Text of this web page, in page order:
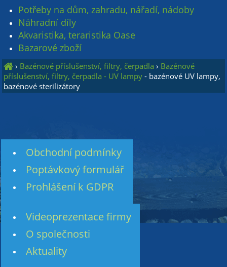
Potřeby na dům, zahradu, nářadí, nádoby
Náhradní díly
Akvaristika, teraristika Oase
Bazarové zboží
› Bazénové příslušenství, filtry, čerpadla › Bazénové
příslušenství, filtry, čerpadla - UV lampy - bazénové UV lampy,
bazénové sterilizátory
Obchodní podmínky
Poptávkový formulář
Prohlášení k GDPR
Videoprezentace firmy
O společnosti
Aktuality